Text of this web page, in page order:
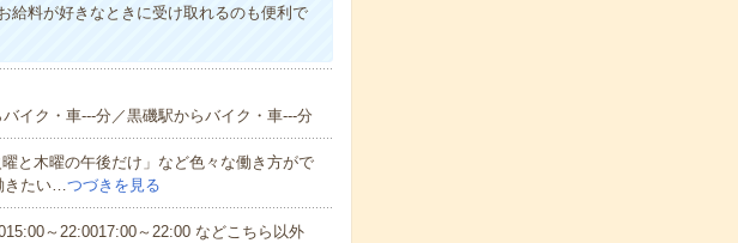
料が好きなときに受け取れるのも便利で
イク・車---分／黒磯駅からバイク・車---分
と木曜の午後だけ」など色々な働き方がで
きたい…つづきを見る
～22:0017:00～22:00 などこちら以外